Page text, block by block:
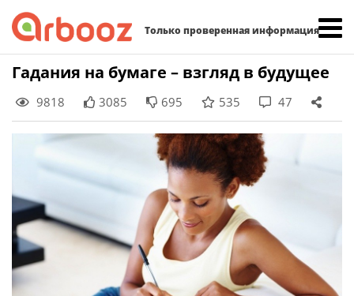
Только проверенная информация
Skip
content
Гадания на бумаге – взгляд в будущее
9818 3085 695 535 47
Найти: